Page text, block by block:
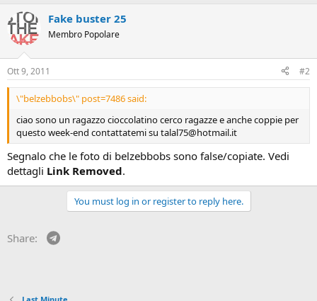
Fake buster 25
Membro Popolare
Ott 9, 2011 #2
\"belzebbobs\" post=7486 said:
ciao sono un ragazzo cioccolatino cerco ragazze e anche coppie per
questo week-end contattatemi su talal75@hotmail.it
Segnalo che le foto di belzebbobs sono false/copiate. Vedi
dettagli Link Removed.
You must log in or register to reply here.
Share: